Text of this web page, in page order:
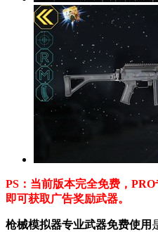
PS：当前版本完全免费，
即可获取广告奖励武器。
枪械模拟器专业武器免费使用